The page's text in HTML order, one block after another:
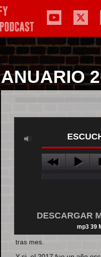
ANUARIO
DESCARGAR
mp3 39
tras mes.